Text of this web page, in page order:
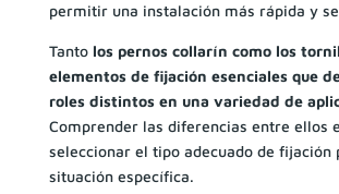
permitir una instalación más rápida y
Tanto los pernos collarín como los
elementos de fijación esenciales que
roles distintos en una variedad de
Comprender las diferencias entre ellos
seleccionar el tipo adecuado de fijación
situación específica.